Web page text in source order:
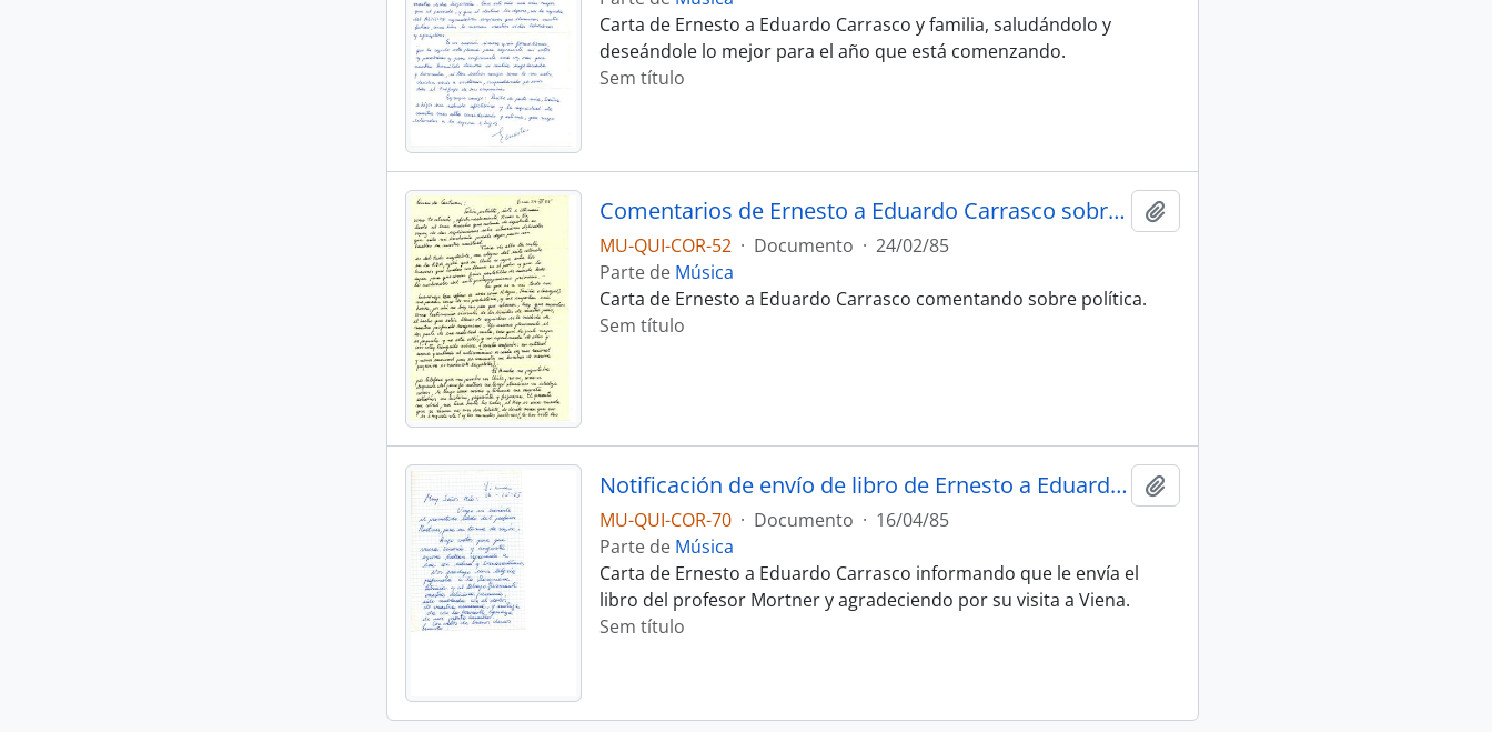
Carta de Ernesto a Eduardo Carrasco y familia, saludándolo y
deseándole lo mejor para el año que está comenzando.
Sem título
Comentarios de Ernesto a Eduardo Carrasco sobre política
MU-QUI-COR-52 · Documento · 24/02/85
Parte de Música
Carta de Ernesto a Eduardo Carrasco comentando sobre política.
Sem título
Notificación de envío de libro de Ernesto a Eduardo Carrasco
MU-QUI-COR-70 · Documento · 16/04/85
Parte de Música
Carta de Ernesto a Eduardo Carrasco informando que le envía el
libro del profesor Mortner y agradeciendo por su visita a Viena.
Sem título